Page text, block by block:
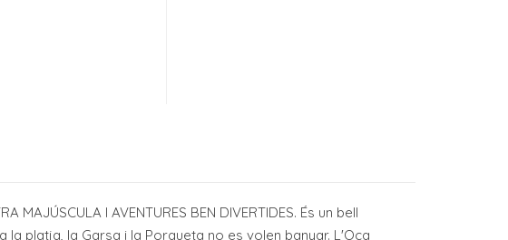
MAJÚSCULA I AVENTURES BEN DIVERTIDES. És un bell
platja, la Garsa i la Porqueta no es volen banyar. L'Oca